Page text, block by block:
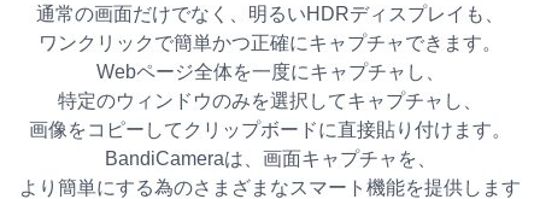
BandiCamera 無料のHDRスクリ
通常の画面だけでなく、明るいHDRディスプレイも、
ワンクリックで簡単かつ正確にキャプチャできます。
Webページ全体を一度にキャプチャし、
特定のウィンドウのみを選択してキャプチャし、
画像をコピーしてクリップボードに直接貼り付けます。
BandiCameraは、画面キャプチャを、
より簡単にする為のさまざまなスマート機能を提供します